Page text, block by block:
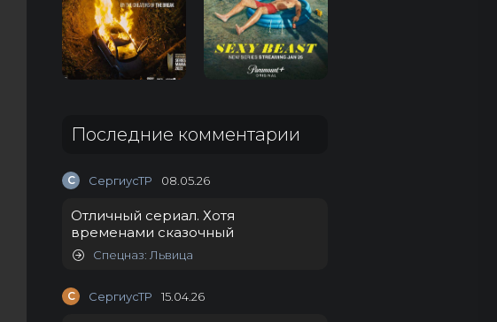
Последние комментарии
С СергиусТР 08.05.26
Отличный сериал. Хотя
временами сказочный
Спецназ: Львица
С СергиусТР 15.04.26